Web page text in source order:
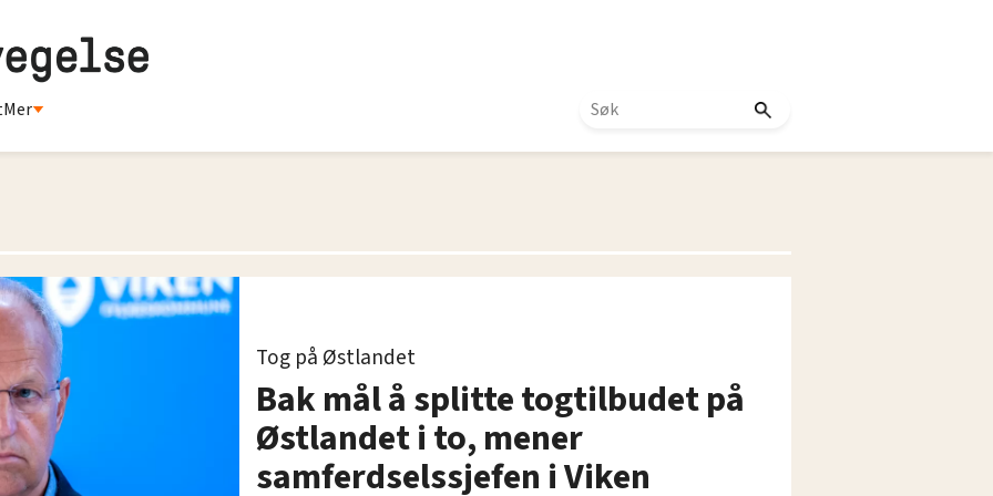
Mer
Tog på Østlandet
Bak mål å splitte togtilbudet på
Østlandet i to, mener
samferdselssjefen i Viken